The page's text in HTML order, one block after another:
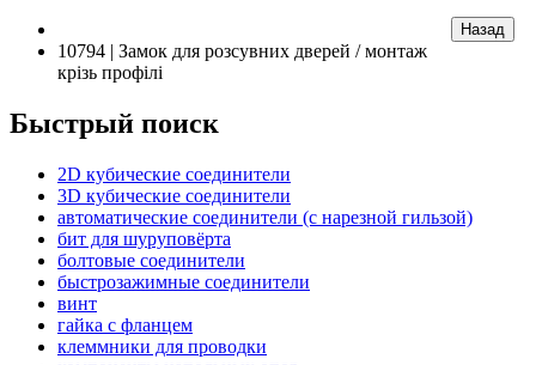
10794 | Замок для розсувних дверей / монтаж
крізь профілі
Быстрый поиск
2D кубические соединители
3D кубические соединители
автоматические соединители (с нарезной гильзой)
бит для шуруповёрта
болтовые соединители
быстрозажимные соединители
винт
гайка с фланцем
клеммники для проводки